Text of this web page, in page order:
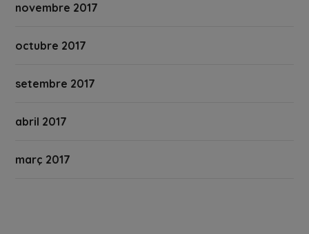
novembre 2017
octubre 2017
setembre 2017
abril 2017
març 2017